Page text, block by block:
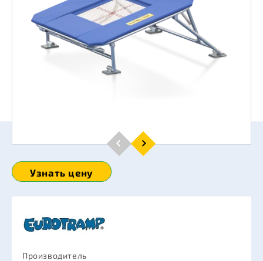
Узнать цену
Производитель